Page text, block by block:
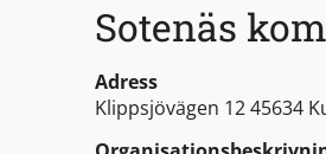
Sotenäs
Adress
Klippsjövägen 12 45634